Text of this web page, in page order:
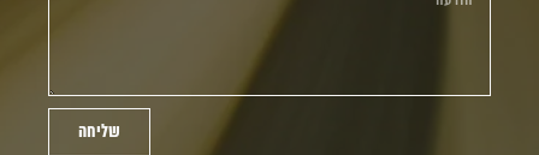
שליחה